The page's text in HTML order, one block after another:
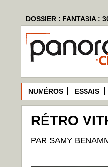
DOSSIER : FANTASIA :
NUMÉROS ESSAIS
RÉTRO
PAR SAMY